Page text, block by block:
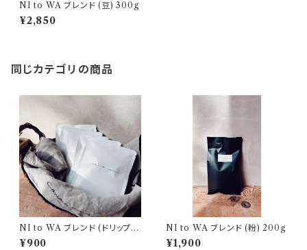
NI to WA ブレンド (豆) 300g
¥2,850
同じカテゴリの商品
NI to WA ブレンド (ドリップバ
ッグ5個入り)
¥900
NI to WA ブレンド (粉) 200g
¥1,900